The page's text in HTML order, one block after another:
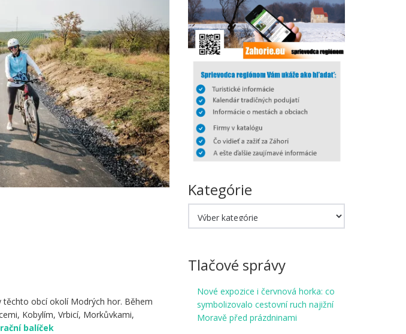
obcí okolí Modrých hor. Během
Kobylím, Vrbicí, Morkůvkami,
balíček
Kategórie
Tlačové správy
Nové expozice i červnová horka: co
symbolizovalo cestovní ruch najižní
Moravě před prázdninami